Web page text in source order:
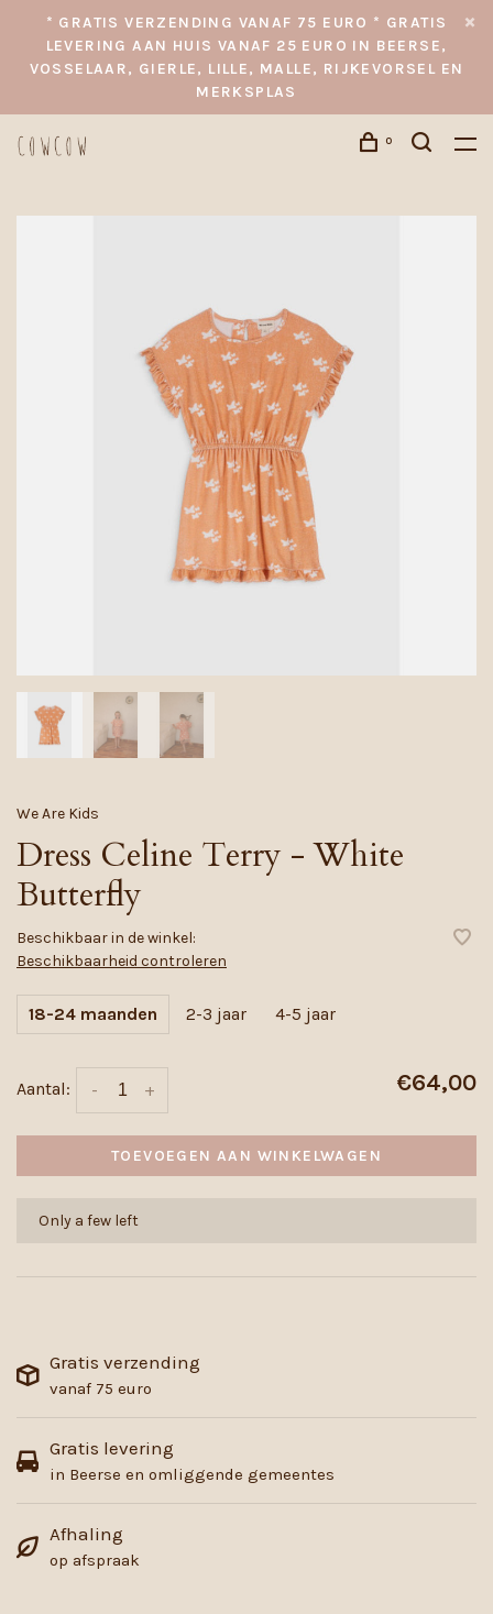
* GRATIS VERZENDING VANAF 75 EURO * GRATIS
LEVERING AAN HUIS VANAF 25 EURO IN BEERSE,
VOSSELAAR, GIERLE, LILLE, MALLE, RIJKEVORSEL EN
MERKSPLAS
0
We Are Kids
Dress Celine Terry - White
Butterfly
Beschikbaar in de winkel:
Beschikbaarheid controleren
18-24 maanden 2-3 jaar 4-5 jaar
Aantal: +
- €64,00
TOEVOEGEN AAN WINKELWAGEN
Only a few left
Gratis verzending
vanaf 75 euro
Gratis levering
in Beerse en omliggende gemeentes
Afhaling
op afspraak